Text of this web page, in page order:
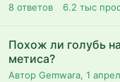
8 ответов 6.2 тыс
Похож ли голубь
метиса?
Автор Gemwara, 1